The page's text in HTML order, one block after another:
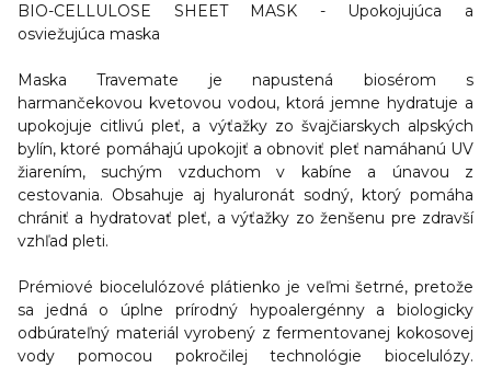
BIO-CELLULOSE SHEET MASK - Upokojujúca a
osviežujúca maska
Maska Travemate je napustená biosérom s
harmančekovou kvetovou vodou, ktorá jemne hydratuje a
upokojuje citlivú pleť, a výťažky zo švajčiarskych alpských
bylín, ktoré pomáhajú upokojiť a obnoviť pleť namáhanú UV
žiarením, suchým vzduchom v kabíne a únavou z
cestovania. Obsahuje aj hyaluronát sodný, ktorý pomáha
chrániť a hydratovať pleť, a výťažky zo ženšenu pre zdravší
vzhľad pleti.
Prémiové biocelulózové plátienko je veľmi šetrné, pretože
sa jedná o úplne prírodný hypoalergénny a biologicky
odbúrateľný materiál vyrobený z fermentovanej kokosovej
vody pomocou pokročilej technológie biocelulózy.